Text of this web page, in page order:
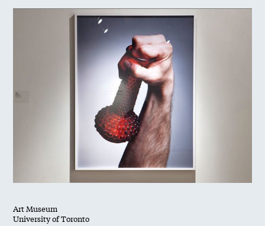
Art Museum
University of Toronto